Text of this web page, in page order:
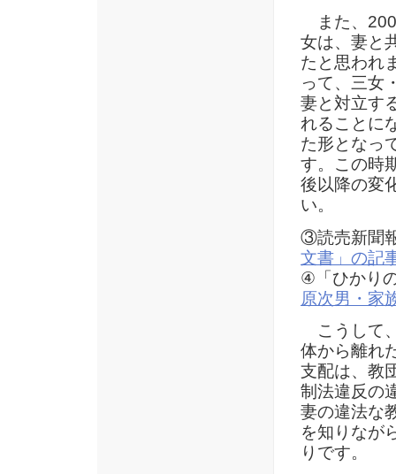
また、
女は、妻と
たと思われ
って、三女
妻と対立す
れることに
た形となっ
す。この時
後以降の変
い。
③読売新聞
文書」の記
④「ひかり
原次男・家
こうして
体から離れ
支配は、教
制法違反の
妻の違法な
を知りなが
りです。